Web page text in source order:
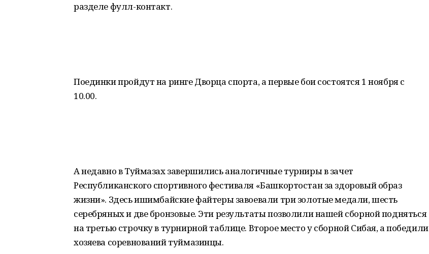
разделе фулл-контакт.
Поединки пройдут на ринге Дворца спорта, а первые бои состоятся 1 ноября с
10.00.
А недавно в Туймазах завершились аналогичные турниры в зачет
Республиканского спортивного фестиваля «Башкортостан за здоровый образ
жизни». Здесь ишимбайские файтеры завоевали три золотые медали, шесть
серебряных и две бронзовые. Эти результаты позволили нашей сборной подняться
на третью строчку в турнирной таблице. Второе место у сборной Сибая, а победили
хозяева соревнований туймазинцы.